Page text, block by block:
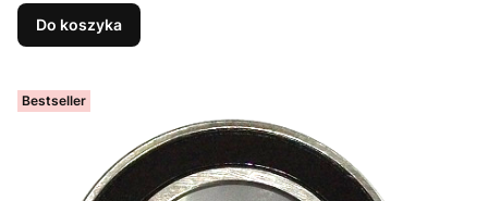
Do koszyka
Bestseller